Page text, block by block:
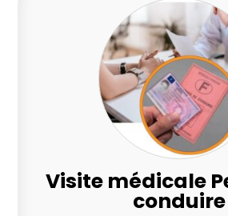
Visite médicale
conduire